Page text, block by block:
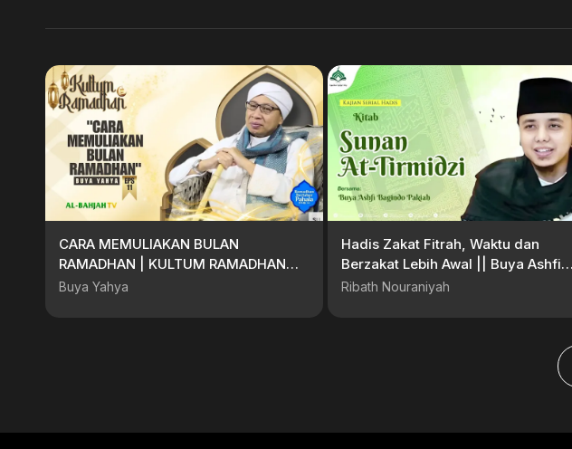
CARA MEMULIAKAN BULAN
RAMADHAN | KULTUM RAMADHAN
BUYA YAHYA EPS.11 | AL-BAHJAH TV
Buya Yahya
Hadis Zakat Fitrah, Waktu dan
Berzakat Lebih Awal || Buya Ashfi
Bagindo Pakiah
Ribath Nouraniyah